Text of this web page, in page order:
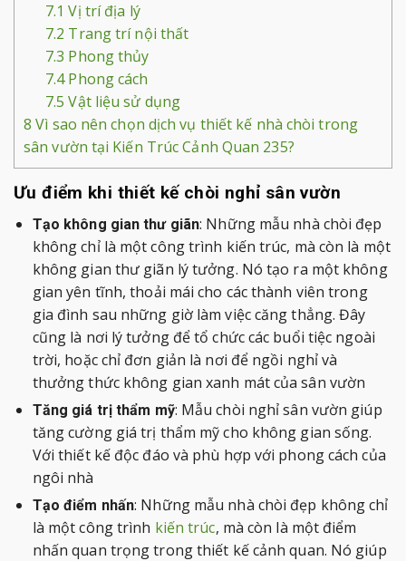
7.1 Vị trí địa lý
7.2 Trang trí nội thất
7.3 Phong thủy
7.4Phong cách
7.5 Vật liệu sử dụng
8 Vì sao nên chọn dịch vụ thiết kế nhà chòi trong
sân vườn tại Kiến Trúc Cảnh Quan 235?
Ưu điểm khi thiết kế chòi nghỉ sân vườn
Tạo không gian thư giãn: Những mẫu nhà chòi đẹp
không chỉ là một công trình kiến trúc, mà còn là một
không gian thư giãn lý tưởng. Nó tạo ra một không
gian yên tĩnh, thoải mái cho các thành viên trong
gia đình sau những giờ làm việc căng thẳng. Đây
cũng là nơi lý tưởng để tổ chức các buổi tiệc ngoài
trời, hoặc chỉ đơn giản là nơi để ngồi nghỉ và
thưởng thức không gian xanh mát của sân vườn
Tăng giá trị thẩm mỹ: Mẫu chòi nghỉ sân vườn giúp
tăng cường giá trị thẩm mỹ cho không gian sống.
Với thiết kế độc đáo và phù hợp với phong cách của
ngôi nhà
Tạo điểm nhấn: Những mẫu nhà chòi đẹp không chỉ
là một công trình kiến trúc, mà còn là một điểm
nhấn quan trọng trong thiết kế cảnh quan. Nó giúp